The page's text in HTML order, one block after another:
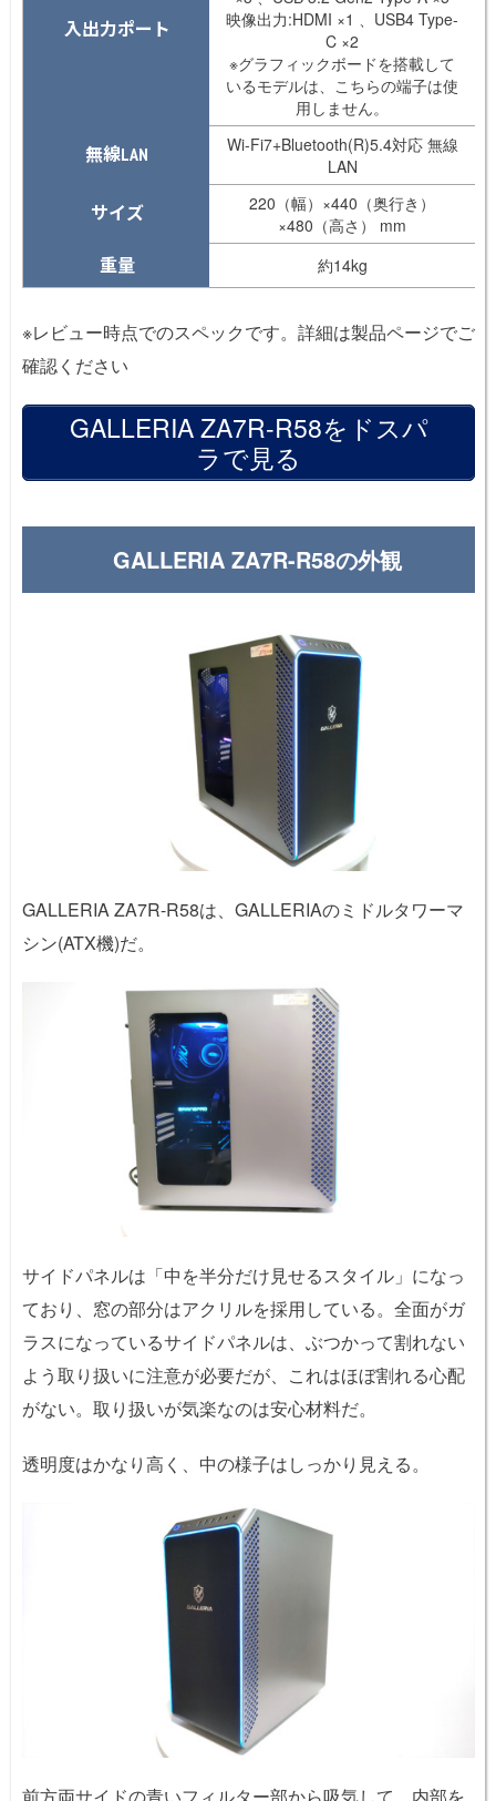
入出力ポート
映像出力:HDMI ×1 、USB4 Type-
C ×2
※グラフィックボードを搭載して
いるモデルは、こちらの端子は使
用しません。
無線LAN
Wi-Fi7+Bluetooth(R)5.4対応 無線
LAN
サイズ
220（幅）×440（奥行き）
×480（高さ） mm
重量
約14kg
※レビュー時点でのスペックです。詳細は製品ページでご
確認ください
GALLERIA ZA7R-R58をドスパ
ラで見る
GALLERIA ZA7R-R58の外観
GALLERIA ZA7R-R58は、GALLERIAのミドルタワーマ
シン(ATX機)だ。
サイドパネルは「中を半分だけ見せるスタイル」になっ
ており、窓の部分はアクリルを採用している。全面がガ
ラスになっているサイドパネルは、ぶつかって割れない
よう取り扱いに注意が必要だが、これはほぼ割れる心配
がない。取り扱いが気楽なのは安心材料だ。
透明度はかなり高く、中の様子はしっかり見える。
前方両サイドの青いフィルター部から吸気して、内部を